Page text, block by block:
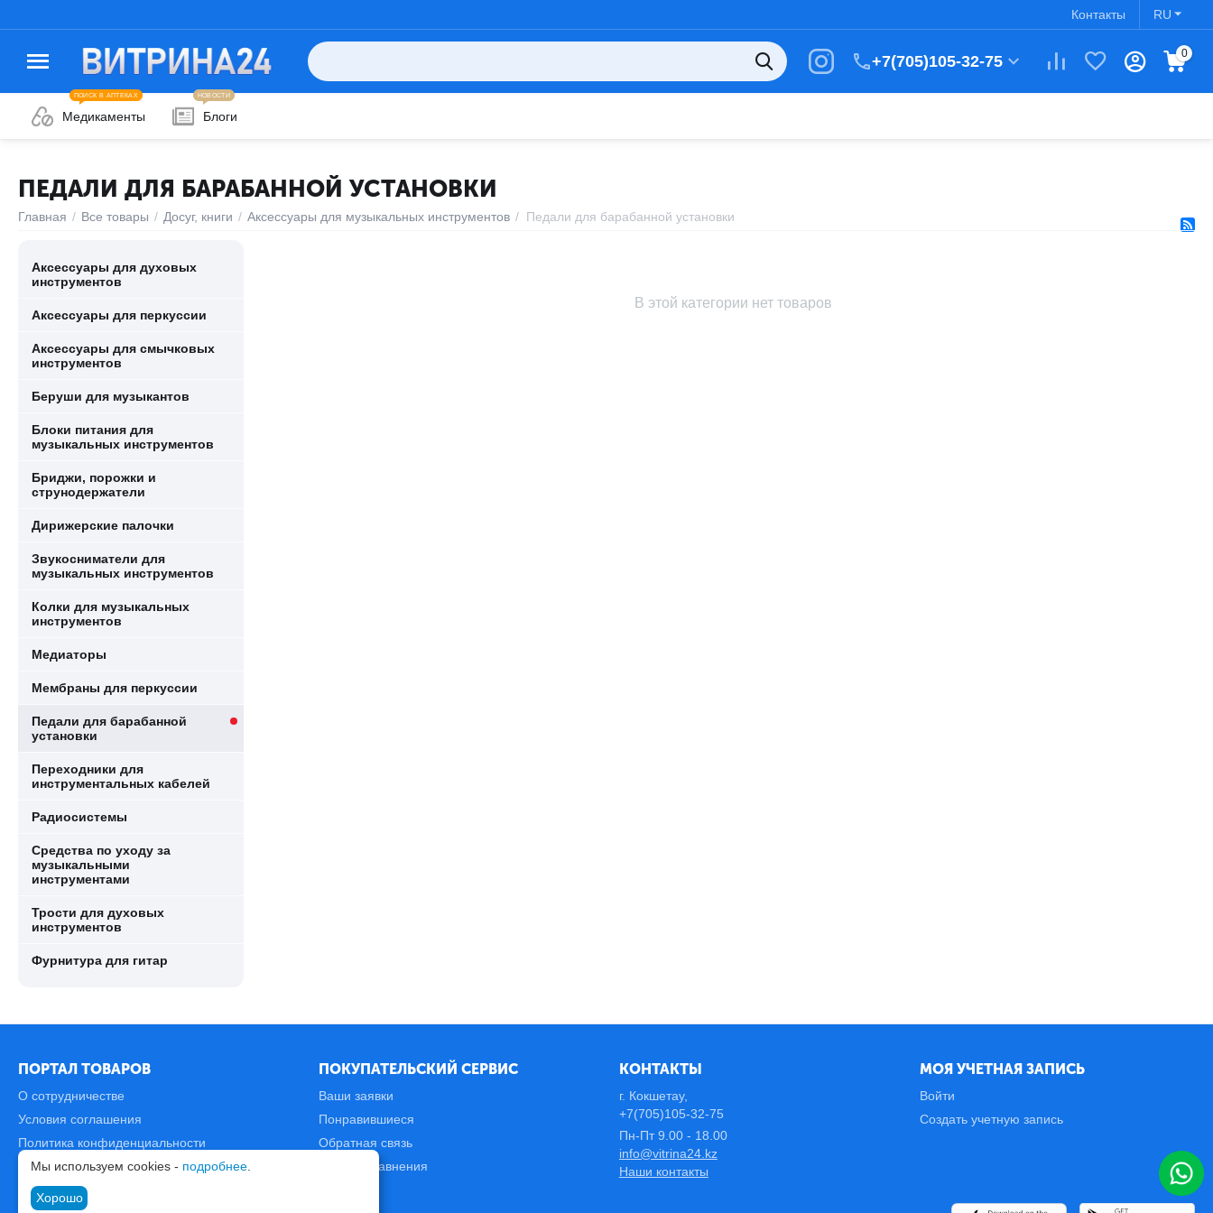
RU
Контакты
+7(705)105-32-75 0
Медикаменты
ПОИСК В АПТЕКАХ
Блоги
НОВОСТИ
ПЕДАЛИ ДЛЯ БАРАБАННОЙ УСТАНОВКИ
Главная / Все товары / Досуг, книги / Аксессуары для музыкальных инструментов / Педали для барабанной установки
В этой категории нет товаров
Аксессуары для духовых
инструментов
Аксессуары для перкуссии
Аксессуары для смычковых
инструментов
Беруши для музыкантов
Блоки питания для
музыкальных инструментов
Бриджи, порожки и
струнодержатели
Дирижерские палочки
Звукосниматели для
музыкальных инструментов
Колки для музыкальных
инструментов
Медиаторы
Мембраны для перкуссии
Педали для барабанной
установки
Переходники для
инструментальных кабелей
Радиосистемы
Средства по уходу за
музыкальными
инструментами
Трости для духовых
инструментов
Фурнитура для гитар
ПОРТАЛ ТОВАРОВ
О сотрудничестве
Условия соглашения
Политика конфиденциальности
Карта сайта
ПОКУПАТЕЛЬСКИЙ СЕРВИС
Ваши заявки
Понравившиеся
Обратная связь
Список сравнения
КОНТАКТЫ
г. Кокшетау,
+7(705)105-32-75
Пн-Пт 9.00 - 18.00
info@vitrina24.kz
Наши контакты
МОЯ УЧЕТНАЯ ЗАПИСЬ
Войти
Создать учетную запись
Мы используем cookies - подробнее
Хорошо